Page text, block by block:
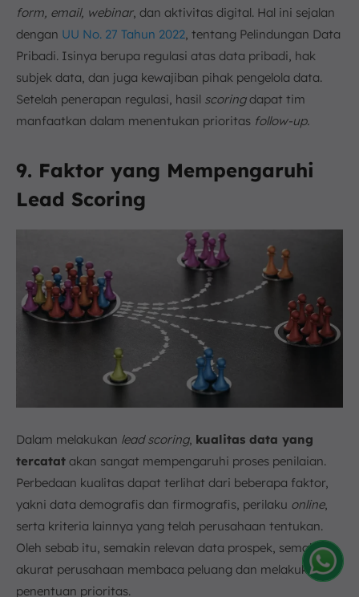
form, email, webinar, dan aktivitas digital. Hal ini sejalan
dengan UU No. 27 Tahun 2022, tentang Pelindungan Data
Pribadi. Isinya berupa regulasi atas data pribadi, hak
subjek data, dan juga kewajiban pihak pengelola data.
Setelah penerapan regulasi, hasil scoringdapat tim
manfaatkan dalam menentukan prioritas follow-up.
9. Faktor yang Mempengaruhi
Lead Scoring
Dalam melakukan lead scoring, kualitas data yang
tercatat akan sangat mempengaruhi proses penilaian.
Perbedaan kualitas dapat terlihat dari beberapa faktor,
yakni data demografis dan firmografis, perilaku online,
serta kriteria lainnya yang telah perusahaan tentukan.
Oleh sebab itu, semakin relevan data prospek, semakin
akurat perusahaan membaca peluang dan melakukan
penentuan prioritas.